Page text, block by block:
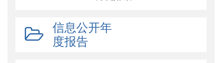
信息公开年
度报告